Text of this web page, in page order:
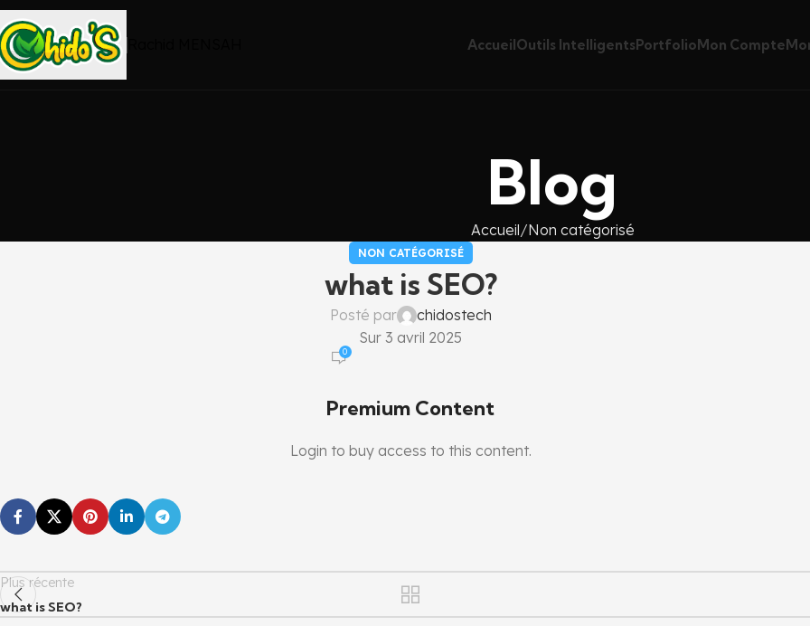
AccueilOutils IntelligentsPortfolioMon Compte
Blog
Accueil Non catégorisé
NON CATÉGORISÉ
what is SEO?
Posté par
chidostech
Sur 3 avril 2025
0
Premium Content
Login to buy access to this content.
Plus récente
what is SEO?